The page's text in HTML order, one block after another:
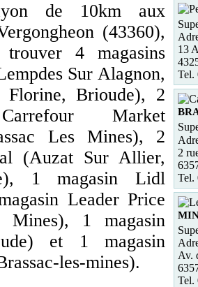
de 10km aux
(43360),
4 magasins
Sur Alagnon,
Florine, Brioude), 2
Market
Les Mines), 2
(Auzat Sur Allier,
1 magasin Lidl
Leader Price
Mines), 1 magasin
et 1 magasin
les-mines).
13
Tel.
2
Tel.
Av.
Tel.